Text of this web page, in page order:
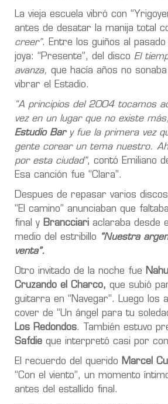
La vieja escuela vibró con
antes de desatar la manija total
creer”. Entre los guiños al
joya: “Presente”, del disco El
avanza, que hacía años no
vibrar el Estadio.
“A principios del 2004 tocamos
vez en un lugar que no existe
Estudio Bary fue la primera vez
gente corear un tema nuestro.
por esta ciudad”, contó Emiliano
Esa canción fue “Clara”.
Despues de repasar varios
“El camino” anunciaban que
final y Brancciari aclaraba desde
medio del estribillo
“Nuestra
venta”.
Otro invitado de la noche fue
Cruzando el Charco, que subió
guitarra en “Navegar”. Luego los
cover de “Un ángel para tu
Los Redondos. También estuvo
Safdie que interpretó casi por
El recuerdo del querido Marcel
“Con el viento”, un momento
antes del estallido final.